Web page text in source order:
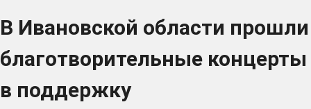
В Ивановской области прошли
благотворительные концерты
в поддержку